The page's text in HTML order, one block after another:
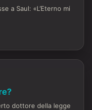
a Saul: «L’Eterno mi
dottore della legge